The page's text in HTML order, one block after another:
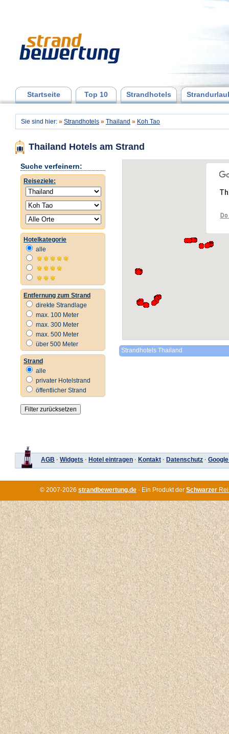
Startseite Top 10 Strandhotels
Sie sind hier: » Strandhotels » Thailand » Koh Tao
Thailand Hotels am Strand
Suche verfeinern:
Reiseziele:
Hotelkategorie
alle
Entfernung zum Strand
direkte Strandlage
max. 100 Meter
max. 300 Meter
max. 500 Meter
über 500 Meter
Strand
alle
privater Hotelstrand
öffentlicher Strand
Strandhotels Thailand
AGB · Widgets · Hotel eintragen · Kontakt · Datenschutz ·
© 2007-2026 strandbewertung.de · Ein Produkt der Schwarzer